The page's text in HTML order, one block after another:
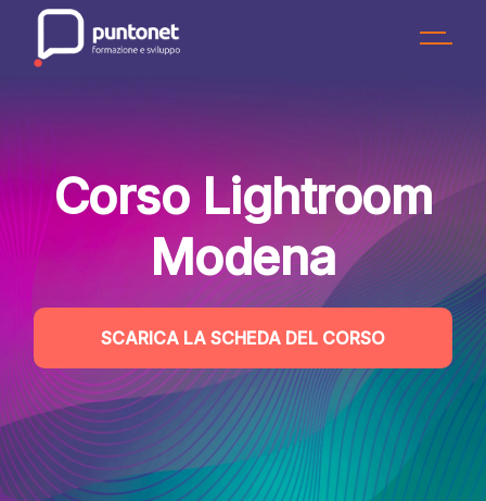
content
Corso Lightroom
Modena
SCARICA LA SCHEDA DEL CORSO